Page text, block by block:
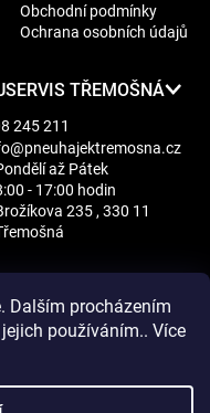
Dalším procházením
používáním.. Více
Obchodní podmínky
Ochrana osobních údajů
TŘEMOŠNÁ
245 211
až Pátek
- 17:00 hodin
235 , 330 11